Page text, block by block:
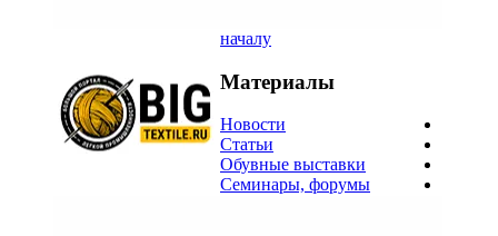
началу
Материалы
Новости
Статьи
Обувные выставки
Семинары, форумы